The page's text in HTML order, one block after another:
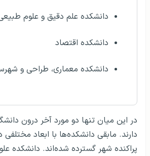
دانشکده علم دقیق و علوم
دانشکده اقتصاد
دانشکده معماری، طراحی و
در این میان تنها دو مورد آخر درون
دارند. مابقی دانشکده‌ها با ابعاد
پراکنده شهر گسترده شده‌اند. دانشکده